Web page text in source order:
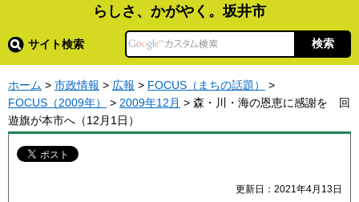
らしさ、かがやく。坂井市
サイト検索
ホーム > 市政情報 > 広報 > FOCUS（まちの話題）
>
FOCUS（2009年）
> 2009年12月 > 森・川・海の恩恵に感謝を 回
遊旗が本市へ（12月1日）
更新日：2021年4月13日